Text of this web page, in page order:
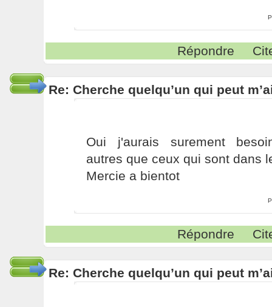
Répondre
Re: Cherche quelqu’un qui peut
Oui j'aurais surement
autres que ceux qui sont dans
Mercie a bientot
Répondre
Re: Cherche quelqu’un qui peut